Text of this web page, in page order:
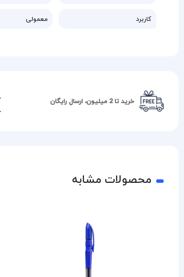
کاربرد معمولی
خرید تا 2 میلیون، ارسال رایگان
محصولات مشابه